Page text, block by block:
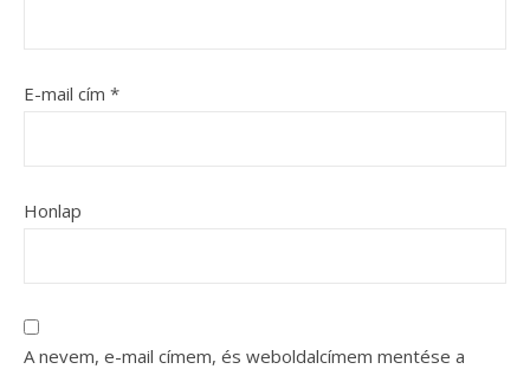
E-mail cím *
Honlap
A nevem, e-mail címem, és weboldalcímem mentése a